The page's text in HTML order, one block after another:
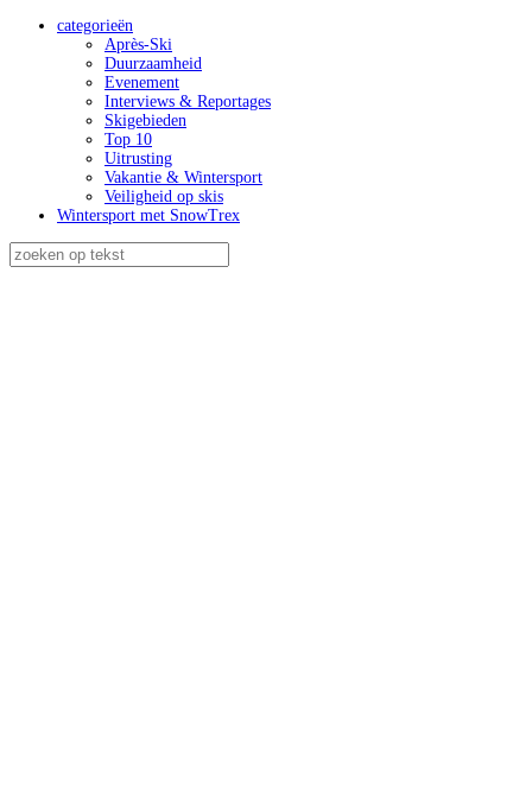
categorieën
Après-Ski
Duurzaamheid
Evenement
Interviews & Reportages
Skigebieden
Top 10
Uitrusting
Vakantie & Wintersport
Veiligheid op skis
Wintersport met SnowTrex